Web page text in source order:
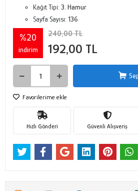
Kağıt Tipi: 3. Hamur
Sayfa Sayısı: 136
%20
indirim
240,00 TL
192,00 TL
Favorilerime ekle
Hızlı Gönderi Güvenli Alışveriş